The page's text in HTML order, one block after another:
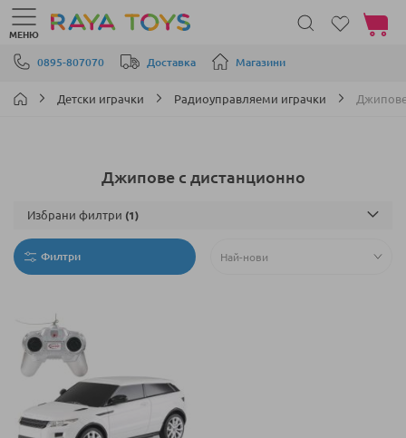
Прескачане към съдържанието
0895-807070 Доставка Магазини
МЕНЮ
Моята
Детски играчки Радиоуправляеми играчки
Джипове с дистанционно
Филтри
Избрани филтри